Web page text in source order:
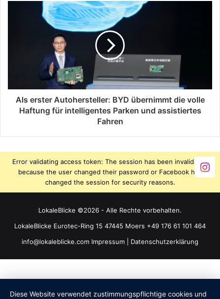
Als erster Autohersteller: BYD übernimmt die volle
Haftung für intelligentes Parken und assistiertes
Fahren
Error validating access token: The session has been invalidated
because the user changed their password or Facebook has
changed the session for security reasons.
LokaleBlicke ©2026 - Alle Rechte vorbehalten.
LokaleBlicke Eurotec-Ring 15 47445 Moers +49 176 61 101 464
info@lokaleblicke.com Impressum Datenschutzerklärung
Diese Website verwendet zustimmungspflichtige cookies und